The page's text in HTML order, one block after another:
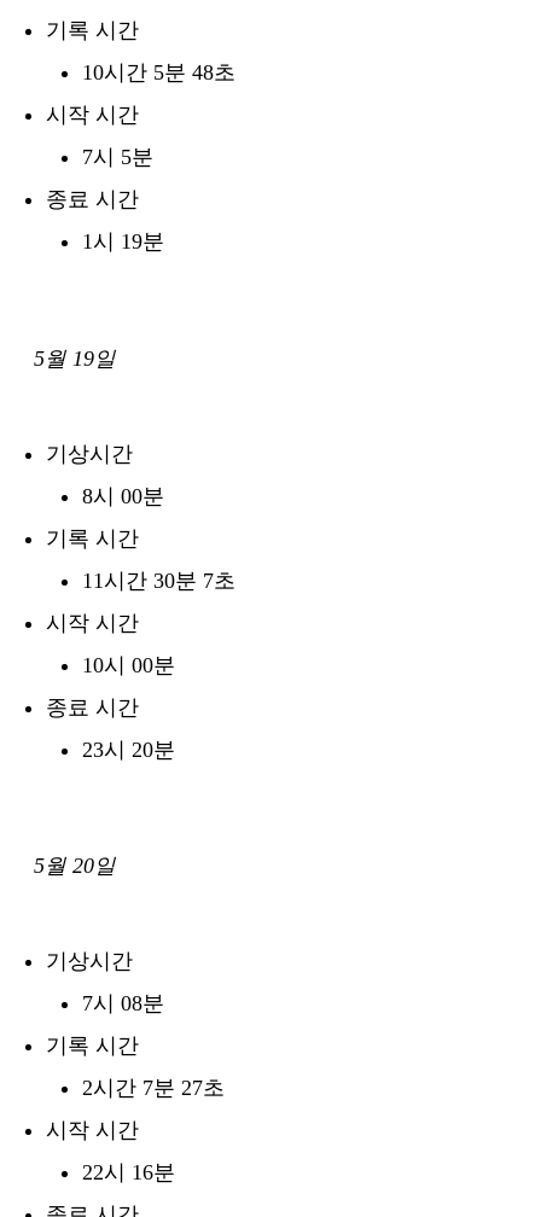
기록 시간
10시간 5분 48초
시작 시간
7시 5분
종료 시간
1시 19분
5월 19일
기상시간
8시 00분
기록 시간
11시간 30분 7초
시작 시간
10시 00분
종료 시간
23시 20분
5월 20일
기상시간
7시 08분
기록 시간
2시간 7분 27초
시작 시간
22시 16분